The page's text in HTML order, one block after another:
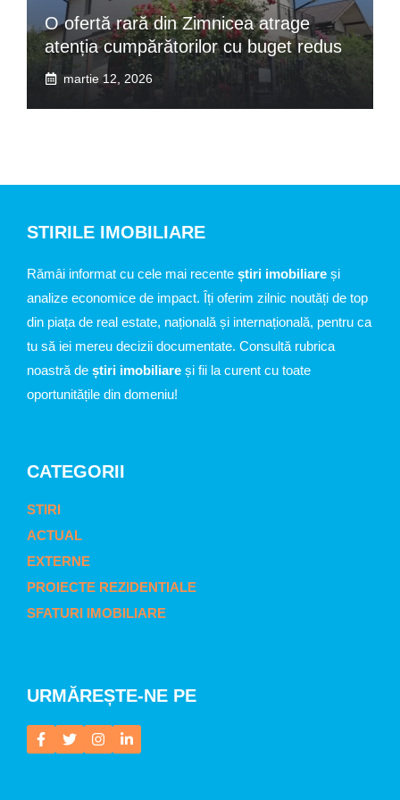
O ofertă rară din Zimnicea atrage
atenția cumpărătorilor cu buget redus
martie 12, 2026
STIRILE IMOBILIARE
Rămâi informat cu cele mai recente știri imobiliare și
analize economice de impact. Îți oferim zilnic noutăți de top
din piața de real estate, națională și internațională, pentru ca
tu să iei mereu decizii documentate. Consultă rubrica
noastră de știri imobiliare și fii la curent cu toate
oportunitățile din domeniu!
CATEGORII
STIRI
ACTUAL
EXTERNE
PROIECTE REZIDENTIALE
SFATURI IMOBILIARE
URMĂREȘTE-NE PE